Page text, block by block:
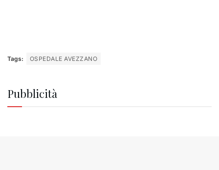
Tags: OSPEDALE AVEZZANO
Pubblicità